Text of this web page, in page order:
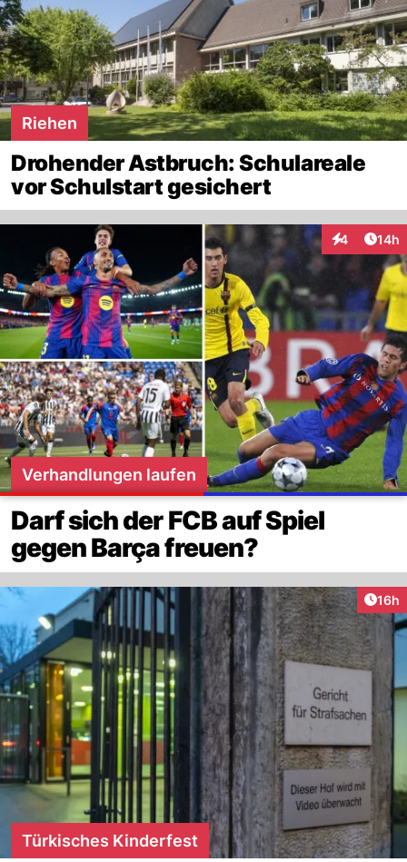
Riehen
Drohender Astbruch: Schulareale
vor Schulstart gesichert
4
Interaktionen
14h
Verhandlungen laufen
Darf sich der FCB auf Spiel
gegen Barça freuen?
16h
Türkisches Kinderfest